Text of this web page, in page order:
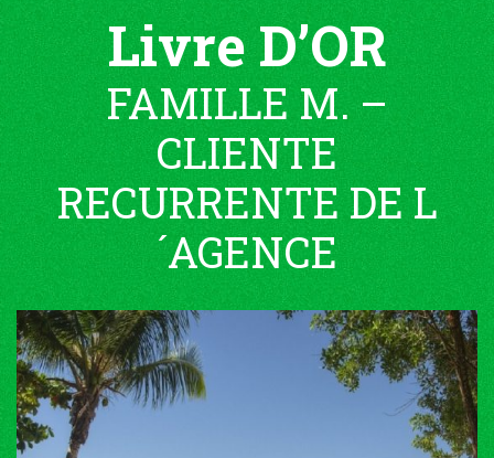
Livre D’OR
FAMILLE M. –
CLIENTE
RECURRENTE DE L
´AGENCE